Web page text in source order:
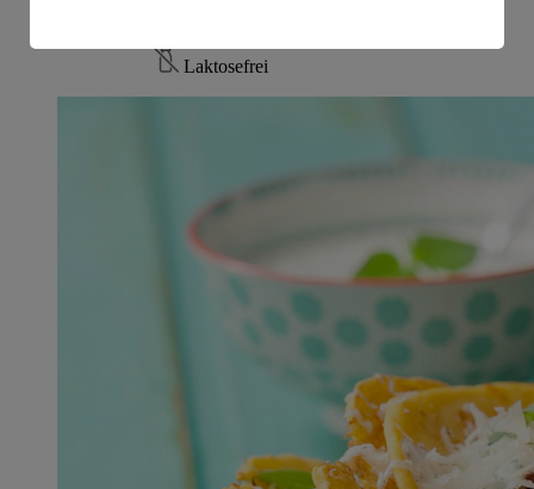
Laktosefrei
Informationen zum Herausgeber der Seite findest du
Impressum